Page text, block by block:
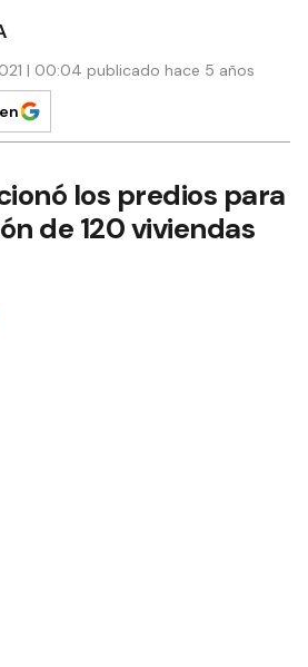
| 00:04 publicado hace 5 años
los predios para
de 120 viviendas